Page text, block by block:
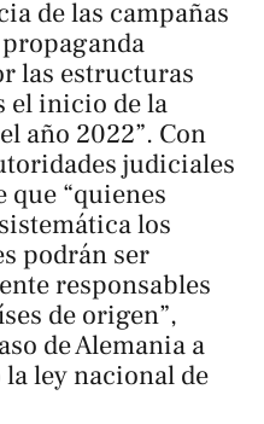
de las campañas
las estructuras
el inicio de la
año 2022”. Con
judiciales
que “quienes
los
podrán ser
responsables
de origen”,
de Alemania a
ley nacional de